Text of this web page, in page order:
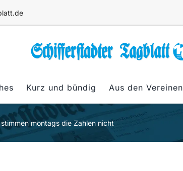
Kurz und bündig Aus den Vereinen
montags die Zahlen nicht